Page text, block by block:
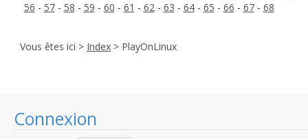
Connexion
56 - 57- 58 - 59 - 60 - 61 - 62- 63 - 64- 65 - 66 - 67- 68
Vous êtes ici > Index > PlayOnLinux